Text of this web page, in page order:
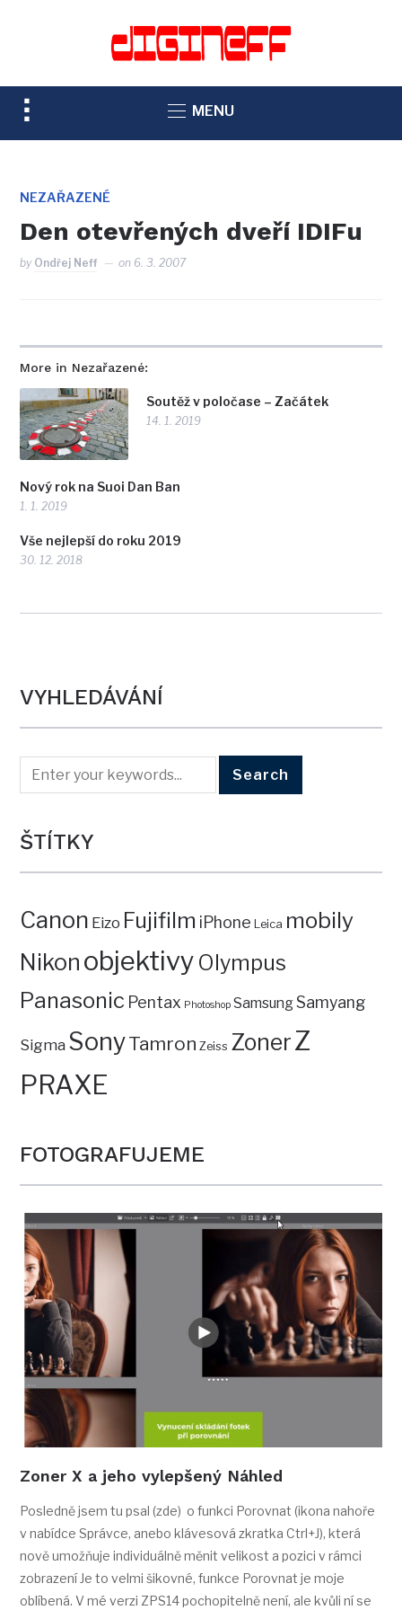
TOGGLE
SIDEBAR
NAVIGATION
MENU
NEZAŘAZENÉ
Den otevřených dveří IDIFu
by Ondřej Neff on 6. 3. 2007
More in Nezařazené:
Soutěž v poločase – Začátek
14. 1. 2019
Nový rok na Suoi Dan Ban
1. 1. 2019
Vše nejlepší do roku 2019
30. 12. 2018
VYHLEDÁVÁNÍ
ŠTÍTKY
Canon Eizo Fujifilm iPhone Leica mobily
Nikon objektivy Olympus
Panasonic Pentax Photoshop SamsungSamyang
Sigma SonyTamron Zeiss ZonerZ
PRAXE
FOTOGRAFUJEME
Zoner X a jeho vylepšený Náhled
Posledně jsem tu psal (zde) o funkci Porovnat (ikona nahoře
v nabídce Správce, anebo klávesová zkratka Ctrl+J), která
nově umožňuje individuálně měnit velikost a pozici v rámci
zobrazení Je to velmi šikovné, funkce Porovnat je moje
oblíbená. V mé verzi ZPS14 pochopitelně není, ale kvůli ní se